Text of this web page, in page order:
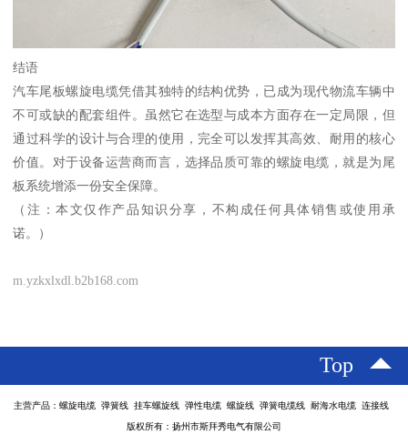
结语
汽车尾板螺旋电缆凭借其独特的结构优势，已成为现代物流车辆中
不可或缺的配套组件。虽然它在选型与成本方面存在一定局限，但
通过科学的设计与合理的使用，完全可以发挥其高效、耐用的核心
价值。对于设备运营商而言，选择品质可靠的螺旋电缆，就是为尾
板系统增添一份安全保障。
（注：本文仅作产品知识分享，不构成任何具体销售或使用承
诺。）
m.yzkxlxdl.b2b168.com
Top
主营产品：螺旋电缆 弹簧线 挂车螺旋线 弹性电缆 螺旋线 弹簧电缆线 耐海水电缆 连接线
版权所有：扬州市斯拜秀电气有限公司